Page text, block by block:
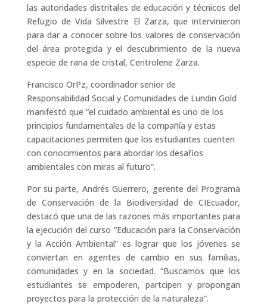
las autoridades distritales de educación y técnicos del
Refugio de Vida Silvestre El Zarza, que intervinieron
para dar a conocer sobre los valores de conservación
del área protegida y el descubrimiento de la nueva
especie de rana de cristal, Centrolene Zarza.
Francisco OrPz, coordinador senior de
Responsabilidad Social y Comunidades de Lundin Gold
manifestó que “el cuidado ambiental es uno de los
principios fundamentales de la compañía y estas
capacitaciones permiten que los estudiantes cuenten
con conocimientos para abordar los desafios
ambientales con miras al futuro”.
Por su parte, Andrés Guerrero, gerente del Programa
de Conservación de la Biodiversidad de CIEcuador,
destacó que una de las razones más importantes para
la ejecución del curso “Educación para la Conservación
y la Acción Ambiental” es lograr que los jóvenes se
conviertan en agentes de cambio en sus familias,
comunidades y en la sociedad. “Buscamos que los
estudiantes se empoderen, partcipen y propongan
proyectos para la protección de la naturaleza”.